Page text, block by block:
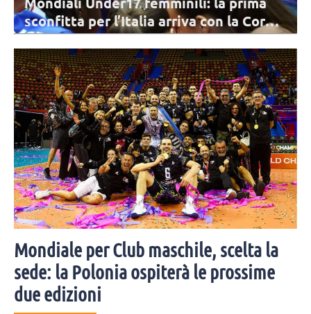
sconfitta per l’Italia arriva con la Corea
del Sud
quattro parziali alla formazione asiatica. Top scorer sono Uwadie e
Son con 23 punti.
Mondiale per Club maschile, scelta la
sede: la Polonia ospiterà le prossime
due edizioni